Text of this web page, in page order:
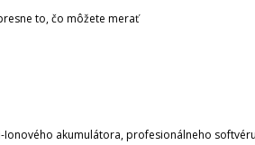
to, čo môžete merať
akumulátora, profesionálneho